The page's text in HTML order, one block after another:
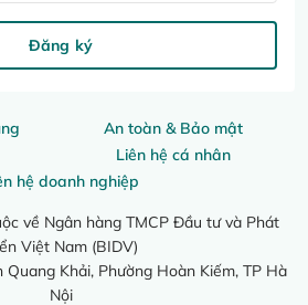
An toàn & Bảo mật
Liên hệ cá nhân
hệ doanh nghiệp
về Ngân hàng TMCP Đầu tư và Phát
Việt Nam (BIDV)
Quang Khải, Phường Hoàn Kiếm, TP Hà
Nội
Đăng ký